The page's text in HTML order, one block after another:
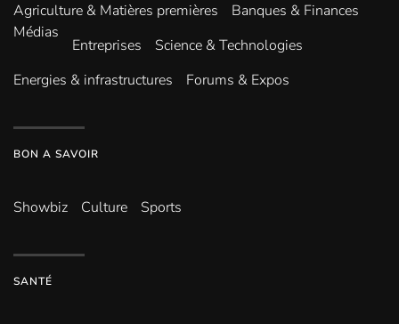
Agriculture & Matières premières
Banques & Finances
Médias
Entreprises
Science & Technologies
Energies & infrastructures
Forums & Expos
BON A SAVOIR
Showbiz Culture Sports
SANTÉ